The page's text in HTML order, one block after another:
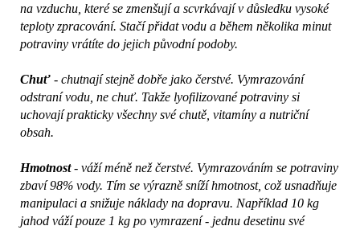
na vzduchu, které se zmenšují a scvrkávají v důsledku vysoké
teploty zpracování. Stačí přidat vodu a během několika minut
potraviny vrátíte do jejich původní podoby.
Chuť - chutnají stejně dobře jako čerstvé. Vymrazování
odstraní vodu, ne chuť. Takže lyofilizované potraviny si
uchovají prakticky všechny své chutě, vitamíny a nutriční
obsah.
Hmotnost- váží méně než čerstvé. Vymrazováním se potraviny
zbaví 98% vody. Tím se výrazně sníží hmotnost, což usnadňuje
manipulaci a snižuje náklady na dopravu. Například 10 kg
jahod váží pouze 1 kg po vymrazení - jednu desetinu své